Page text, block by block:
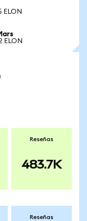
ELON
ELON
Reseñas
483.7K
Reseñas